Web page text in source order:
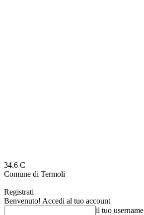
34.6 C
Comune di Termoli
Registrati
Benvenuto! Accedi al tuo account
il tuo username